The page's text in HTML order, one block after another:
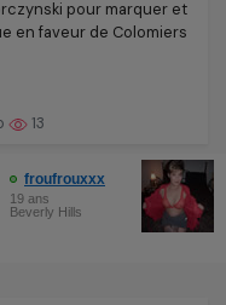
pour marquer et
en faveur de Colomiers
13